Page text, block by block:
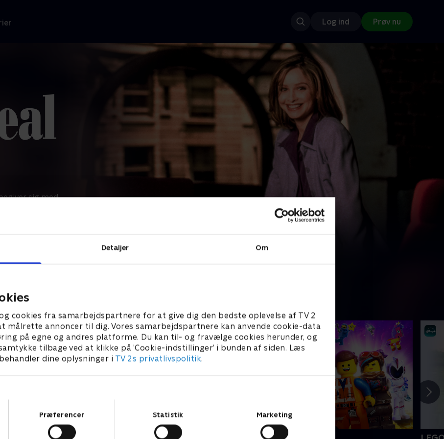
Detaljer Om
cookies fra samarbejdspartnere for at give dig den bedste oplevelse af TV 2
målrette annoncer til dig. Vores samarbejdspartnere kan anvende cookie-data
på egne og andres platforme. Du kan til- og fravælge cookies herunder, og
tilbage ved at klikke på ’Cookie-indstillinger’ i bunden af siden. Læs
dine oplysninger i TV 2s privatlivspolitik.
Præferencer Statistik Marketing
Log ind Prøv nu
sig med
den
og